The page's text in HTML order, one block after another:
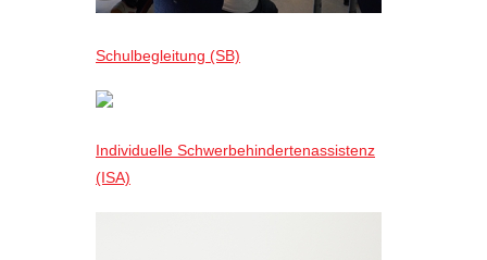
Schulbegleitung (SB)
Individuelle Schwerbehindertenassistenz
(ISA)